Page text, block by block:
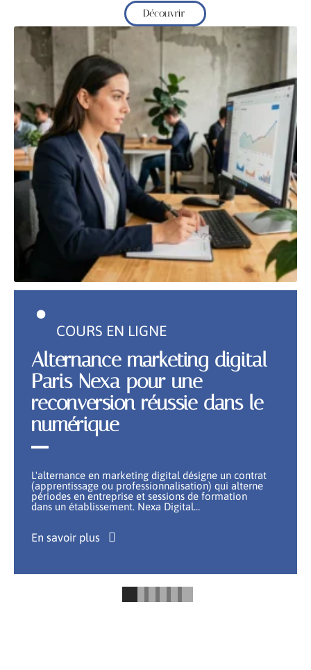
Découvrir
COURS EN LIGNE
Alternance marketing digital
Paris Nexa pour une
reconversion réussie dans le
numérique
L'alternance en marketing digital désigne un contrat
(apprentissage ou professionnalisation) qui alterne
périodes en entreprise et sessions de formation
dans un établissement. Nexa Digital…
En savoir plus